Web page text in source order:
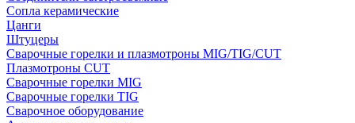
Сопла керамические
Цанги
Штуцеры
Сварочные горелки и плазмотроны MIG/TIG/CUT
Плазмотроны CUT
Сварочные горелки MIG
Сварочные горелки TIG
Сварочное оборудование